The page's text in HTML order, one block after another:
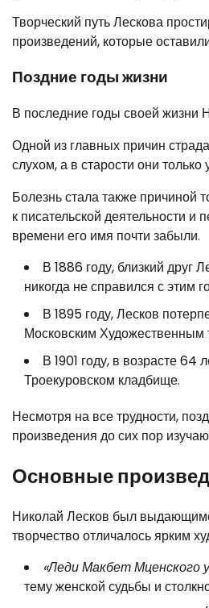
Творческий путь Лескова
произведений, которые
Поздние годы жизни
В последние годы своей жизни
Одной из главных причин
слухом, а в старости они
Болезнь стала также причиной
к писательской деятельности
времени его имя почти забыли.
В 1886 году, близкий друг
никогда не справился с этим
В 1895 году, Лесков
Московским Художественным
В 1901 году, в возрасте 64
Троекуровском кладбище.
Несмотря на все трудности,
произведения до сих пор
Основные
Николай Лесков был
творчество отличалось ярким
«Леди Макбет Мценского
тему женской судьбы и